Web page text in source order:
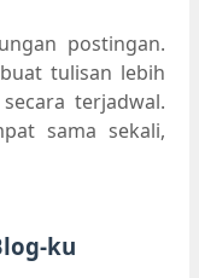
postingan.
tulisan lebih
terjadwal.
sama sekali,
ku